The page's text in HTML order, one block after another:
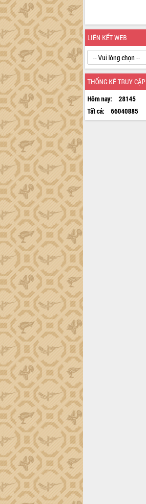
LIÊN KẾT WEB
THỐNG KÊ TRUY CẬP
Hôm nay:
28145
Tất cả:
66040885